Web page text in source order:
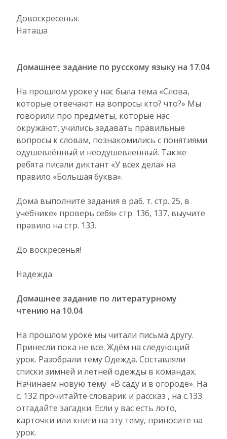
Довоскресенья.
Наташа
Домашнее задание по русскому языку на 17.04
На прошлом уроке у нас была тема «Слова,
которые отвечают на вопросы кто? что?» Мы
говорили про предметы, которые нас
окружают, учились задавать правильные
вопросы к словам, познакомились с понятиями
одушевлённый и неодушевленный. Также
ребята писали диктант «У всех дела» на
правило «Большая буква».
Дома выполните задания в раб. т. стр. 25, в
учебнике» проверь себя» стр. 136, 137, выучите
правило на стр. 133.
До воскресенья!
Надежда
Домашнее задание по литературному
чтению на 10.04
На прошлом уроке мы читали письма другу.
Принесли пока не все. Ждём на следующий
урок. Разобрали тему Одежда. Составляли
списки зимней и летней одежды в командах.
Начинаем новую тему «В саду и в огороде». На
с. 132 прочитайте словарик и рассказ , на с.133
отгадайте загадки. Если у вас есть лото,
карточки или книги на эту тему, приносите на
урок.